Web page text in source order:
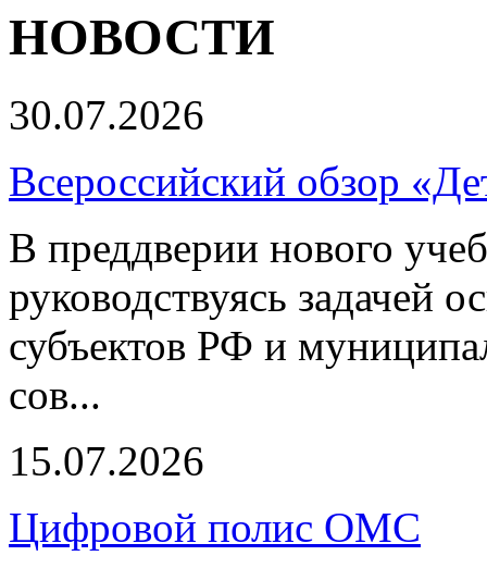
НОВОСТИ
30.07.2026
Всероссийский обзор
В преддверии нового
руководствуясь задачей
субъектов РФ и
сов...
15.07.2026
Цифровой полис ОМС